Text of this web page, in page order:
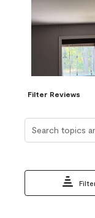
Filter Reviews
Search topics